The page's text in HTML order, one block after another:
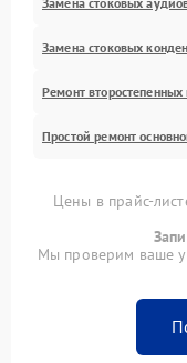
Замена стоковых
Ремонт второстепенных
Простой ремонт
Цены в прайс-
Мы проверим ваше